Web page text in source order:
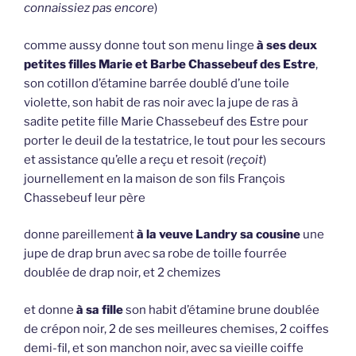
connaissiez pas encore)
comme aussy donne tout son menu linge à ses deux
petites filles Marie et Barbe Chassebeuf des Estre,
son cotillon d’étamine barrée doublé d’une toile
violette, son habit de ras noir avec la jupe de ras à
sadite petite fille Marie Chassebeuf des Estre pour
porter le deuil de la testatrice, le tout pour les secours
et assistance qu’elle a reçu et resoit (reçoit)
journellement en la maison de son fils François
Chassebeuf leur père
donne pareillementà la veuve Landry sa cousine une
jupe de drap brun avec sa robe de toille fourrée
doublée de drap noir, et 2 chemizes
et donne à sa filleson habit d’étamine brune doublée
de crépon noir, 2 de ses meilleures chemises, 2 coiffes
demi-fil, et son manchon noir, avec sa vieille coiffe